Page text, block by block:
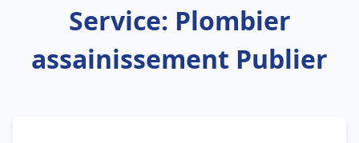
Service: Plombier
assainissement Publier